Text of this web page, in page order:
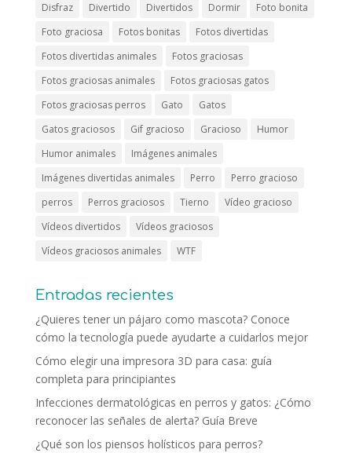
Disfraz
Divertido Divertidos Dormir
Foto bonita
Foto graciosa
Fotos bonitas
Fotos divertidas
Fotos divertidas animales
Fotos graciosas
Fotos graciosas animales
Fotos graciosas gatos
Fotos graciosas perros
Gato
Gatos
Gatos graciosos
Gif gracioso Gracioso
Humor
Humor animales
Imágenes animales
Imágenes divertidas animales
Perro
Perro gracioso
perros
Perros graciosos Tierno
Vídeo gracioso
Vídeos divertidos
Vídeos graciosos
Vídeos graciosos animales
WTF
Entradas recientes
¿Quieres tener un pájaro como mascota? Conoce
cómo la tecnología puede ayudarte a cuidarlos mejor
Cómo elegir una impresora 3D para casa: guía
completa para principiantes
Infecciones dermatológicas en perros y gatos: ¿Cómo
reconocer las señales de alerta? Guía Breve
¿Qué son los piensos holísticos para perros?